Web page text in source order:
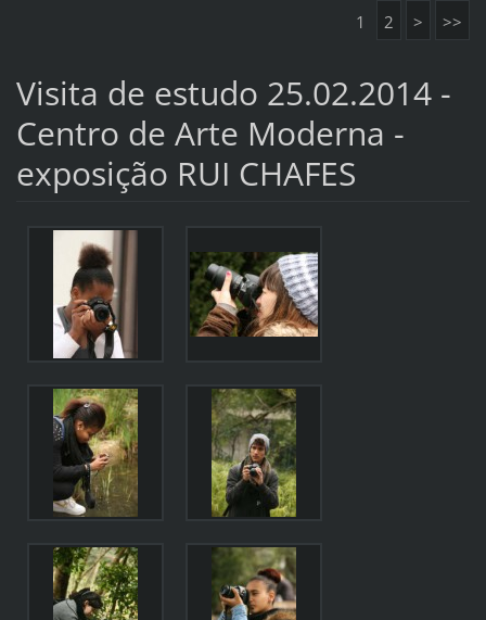
1 2 > >>
Visita de estudo 25.02.2014 -
Centro de Arte Moderna -
exposição RUI CHAFES